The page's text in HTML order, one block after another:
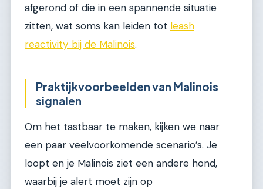
afgerond of die in een spannende situatie
zitten, wat soms kan leiden tot leash
reactivity bij de Malinois.
Praktijkvoorbeelden van Malinois
signalen
Om het tastbaar te maken, kijken we naar
een paar veelvoorkomende scenario’s. Je
loopt en je Malinois ziet een andere hond,
waarbij je alert moet zijn op